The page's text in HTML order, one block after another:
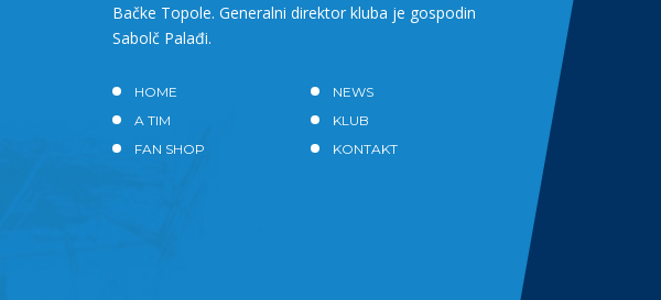
Bačke Topole. Generalni direktor kluba je gospodin
Sabolč Palađi.
HOME
NEWS
A TIM
KLUB
FAN SHOP
KONTAKT